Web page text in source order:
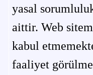
yasal
aittir. Web
kabul
faaliyet